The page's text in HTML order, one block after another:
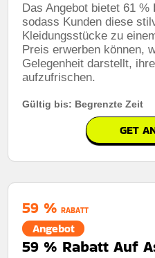
Das Angebot bietet 61 %
sodass Kunden diese
Kleidungsstücke zu
Preis erwerben können,
Gelegenheit darstellt,
aufzufrischen.
Gültig bis: Begrenzte Zeit
GET
59 % RABATT
Angebot
59 % Rabatt Auf